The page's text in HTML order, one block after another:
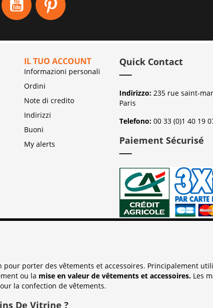
IL TUO ACCOUNT
Informazioni personali
Ordini
Note di credito
Indirizzi
Buoni
My alerts
Quick Contact
Indirizzo: 235 rue saint-
Paris
Telefono: 00 33 (0)1 40 19
Paiement Sécurisé
porter des vêtements et accessoires. Principalement
ou la mise en valeur de vêtements et accessoires. Les
la confection de vêtements.
De Vitrine ?